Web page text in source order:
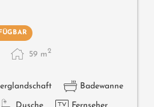
59 m2
Badewanne